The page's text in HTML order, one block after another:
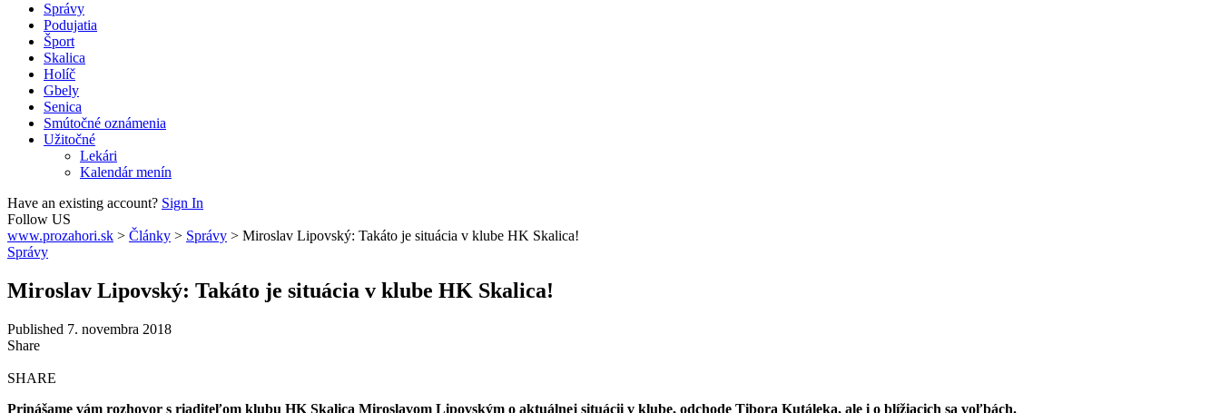
Správy
Podujatia
Šport
Skalica
Holíč
Gbely
Senica
Smútočné oznámenia
Užitočné
Lekári
Kalendár menín
Have an existing account? Sign In
Follow US
www.prozahori.sk > Články > Správy > Miroslav Lipovský: Takáto je situácia v klube HK Skalica!
Správy
Miroslav Lipovský: Takáto je situácia v klube HK Skalica!
Published 7. novembra 2018
Share
SHARE
Prinášame vám rozhovor s riaditeľom klubu HK Skalica Miroslavom Lipovským o aktuálnej situácii v klube, odchode Tibora Kutáleka, ale i o blížiacich sa voľbách.